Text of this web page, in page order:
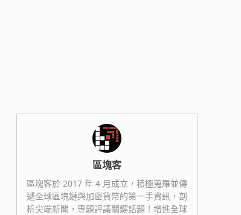
區塊客
區塊客於 2017 年 4 月成立，積極蒐羅並傳
遞全球區塊鏈與加密貨幣的第一手資訊，剖
析尖端新聞，專題評議關鍵話題！增進全球